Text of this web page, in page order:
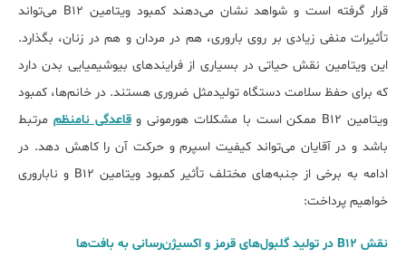
قرار گرفته است و شواهد نشان می‌دهند کمبود ویتامین B12 می‌تواند
تأثیرات منفی زیادی بر روی باروری، هم در مردان و هم در زنان، بگذارد.
این ویتامین نقش حیاتی در بسیاری از فرایندهای بیوشیمیایی بدن دارد
که برای حفظ سلامت دستگاه تولیدمثل ضروری هستند. در خانم‌ها، کمبود
ویتامین B12 ممکن است با مشکلات هورمونی و
قاعدگی نامنظم مرتبط
باشد و در آقایان می‌تواند کیفیت اسپرم و حرکت آن را کاهش دهد. در
ادامه به برخی از جنبه‌های مختلف تأثیر کمبود ویتامین B12 و ناباروری
خواهیم پرداخت:
نقش B12 در تولید گلبول‌های قرمز و اکسیژن‌رسانی به بافت‌ها